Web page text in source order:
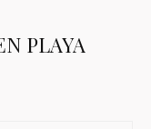
PLAYA